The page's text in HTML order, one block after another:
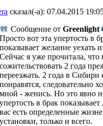
сказал(-а): 07.04.2015
Сообщение от Greenlight
Просто вот эта упертость в
показывает желание уехать
Сейчас я уже прочитала, что
сожительствовать 2 года
переезжать. 2 года в Сибири
понравятся, следовательно
мной - женись. Но это явно
упертость в брак
вас есть определенные
установки, только и всего.